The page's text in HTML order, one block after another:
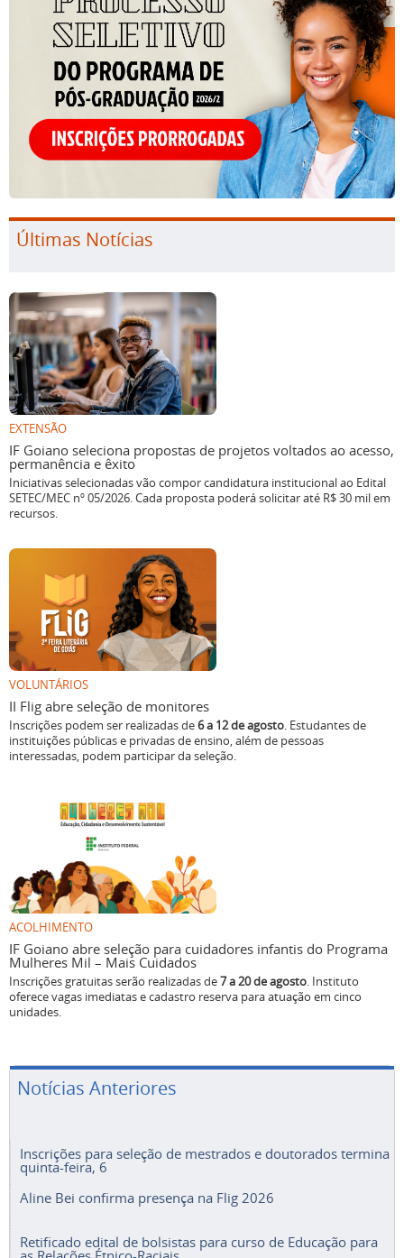
Últimas Notícias
EXTENSÃO
IF Goiano seleciona propostas de projetos voltados ao acesso,
permanência e êxito
Iniciativas selecionadas vão compor candidatura institucional ao Edital
SETEC/MEC nº 05/2026. Cada proposta poderá solicitar até R$ 30 mil em
recursos.
VOLUNTÁRIOS
II Flig abre seleção de monitores
Inscrições podem ser realizadas de6 a 12 de agosto. Estudantes de
instituições públicas e privadas de ensino, além de pessoas
interessadas, podem participar da seleção.
ACOLHIMENTO
IF Goiano abre seleção para cuidadores infantis do Programa
Mulheres Mil – Mais Cuidados
Inscrições gratuitas serão realizadas de7 a 20 de agosto. Instituto
oferece vagas imediatas e cadastro reserva para atuação em cinco
unidades.
Notícias Anteriores
Inscrições para seleção de mestrados e doutorados termina
quinta-feira, 6
Aline Bei confirma presença na Flig 2026
Retificado edital de bolsistas para curso de Educação para